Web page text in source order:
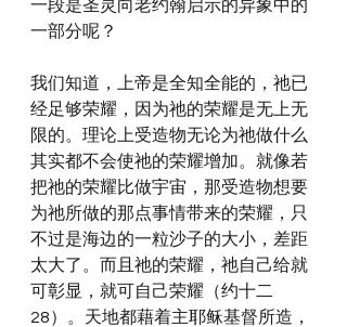
一段是圣灵向老约翰启示的异象中的
一部分呢？
我们知道，上帝是全知全能的，祂已
经足够荣耀，因为祂的荣耀是无上无
限的。理论上受造物无论为祂做什么
其实都不会使祂的荣耀增加。就像若
把祂的荣耀比做宇宙，那受造物想要
为祂所做的那点事情带来的荣耀，只
不过是海边的一粒沙子的大小，差距
太大了。而且祂的荣耀，祂自己给就
可彰显，就可自己荣耀（约十二
28）。天地都藉着主耶稣基督所造，